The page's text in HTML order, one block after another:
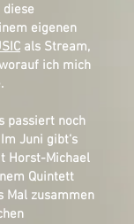
eigenen
als Stream,
ich mich
passiert noch
Juni gibt‘s
Horst-Michael
Quintett
Mal zusammen